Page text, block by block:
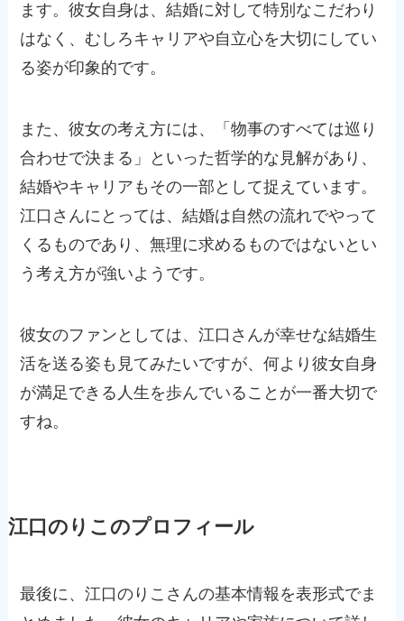
ます。彼女自身は、結婚に対して特別なこだわり
はなく、むしろキャリアや自立心を大切にしてい
る姿が印象的です。
また、彼女の考え方には、「物事のすべては巡り
合わせで決まる」といった哲学的な見解があり、
結婚やキャリアもその一部として捉えています。
江口さんにとっては、結婚は自然の流れでやって
くるものであり、無理に求めるものではないとい
う考え方が強いようです。
彼女のファンとしては、江口さんが幸せな結婚生
活を送る姿も見てみたいですが、何より彼女自身
が満足できる人生を歩んでいることが一番大切で
すね。
江口のりこのプロフィール
最後に、江口のりこさんの基本情報を表形式でま